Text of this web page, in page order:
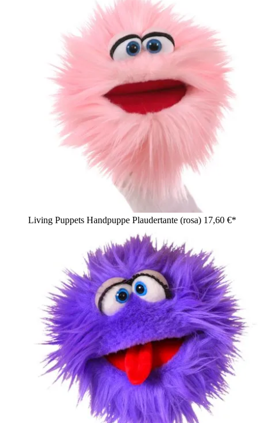
Living Puppets Handpuppe Plaudertante (rosa) 17,60 €*